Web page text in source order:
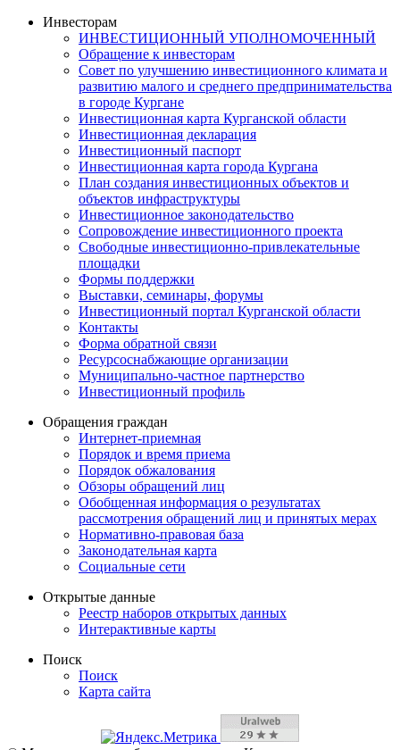
Инвесторам
ИНВЕСТИЦИОННЫЙ УПОЛНОМОЧЕННЫЙ
Обращение к инвесторам
Совет по улучшению инвестиционного климата и
развитию малого и среднего предпринимательства
в городе Кургане
Инвестиционная карта Курганской области
Инвестиционная декларация
Инвестиционный паспорт
Инвестиционная карта города Кургана
План создания инвестиционных объектов и
объектов инфраструктуры
Инвестиционное законодательство
Сопровождение инвестиционного проекта
Свободные инвестиционно-привлекательные
площадки
Формы поддержки
Выставки, семинары, форумы
Инвестиционный портал Курганской области
Контакты
Форма обратной связи
Ресурсоснабжающие организации
Муниципально-частное партнерство
Инвестиционный профиль
Обращения граждан
Интернет-приемная
Порядок и время приема
Порядок обжалования
Обзоры обращений лиц
Обобщенная информация о результатах
рассмотрения обращений лиц и принятых мерах
Нормативно-правовая база
Законодательная карта
Социальные сети
Открытые данные
Реестр наборов открытых данных
Интерактивные карты
Поиск
Поиск
Карта сайта